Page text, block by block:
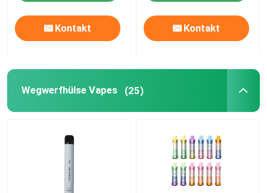
Vape Mods
Vape-Tropfenfänger-Spitzen
Jenaer Glas-Glasrohr
Kontakt Kontakt
Wegwerfhülse Vapes (25)